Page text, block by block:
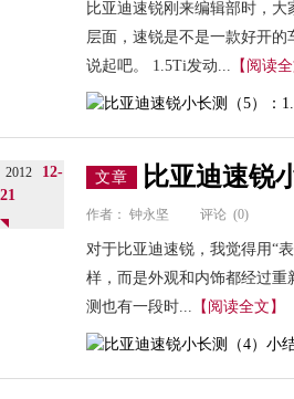
比亚迪速锐刚来编辑部时，
层面，速锐是不是一款好开
说起吧。 1.5Ti发动... 【阅读全
2012
12-
21
文章 比亚迪速锐
作者： 钟永坚 评论 (0)
对于比亚迪速锐，我觉得用“
样，而是外观和内饰都经过重
测也有一段时... 【阅读全文】